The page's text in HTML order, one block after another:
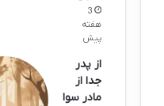
3
هفته
پیش
از پدر
جدا از
مادر سوا